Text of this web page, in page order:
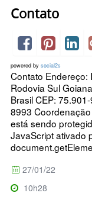
Contato
powered by social2s
Contato Endereço:
Rodovia Sul
Brasil CEP:
8993
está sendo
JavaScript ativado
27/01/22
10h28